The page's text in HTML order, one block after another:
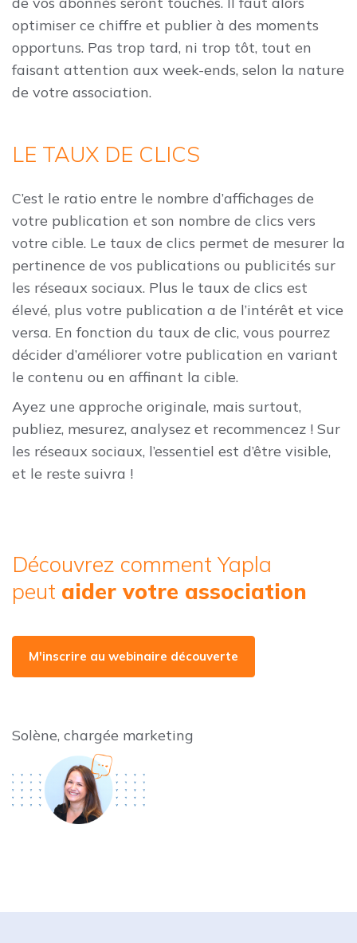
optimiser ce chiffre et publier à des moments
opportuns. Pas trop tard, ni trop tôt, tout en
faisant attention aux week-ends, selon la nature
de votre association.
LE TAUX DE CLICS
C’est le ratio entre le nombre d’affichages de
votre publication et son nombre de clics vers
votre cible. Le taux de clics permet de mesurer la
pertinence de vos publications ou publicités sur
les réseaux sociaux. Plus le taux de clics est
élevé, plus votre publication a de l’intérêt et vice
versa. En fonction du taux de clic, vous pourrez
décider d’améliorer votre publication en variant
le contenu ou en affinant la cible.
Ayez une approche originale, mais surtout,
publiez, mesurez, analysez et recommencez ! Sur
les réseaux sociaux, l’essentiel est d’être visible,
et le reste suivra !
Découvrez comment Yapla
peut aider votre association
M'inscrire au webinaire découverte
Solène, chargée marketing